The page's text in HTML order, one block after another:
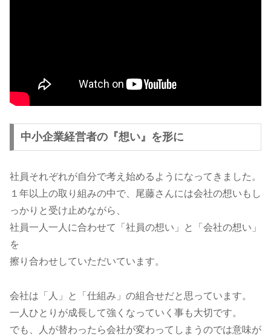
中小企業経営者の『想い』を形に
社員それぞれが自分で考え始めるようになってきました。
１年以上の取り組みの中で、尾藤さんには会社の想いもし
っかりと受け止めながら、
社員一人一人に合わせて「社員の想い」と「会社の想い」
を
擦り合わせしていただいています。
会社は「人」と「仕組み」の組合せだと思っています。
一人ひとりが成長して強くなっていく事も大切です。
でも、人が替わったら会社が変わってしまうのでは意味が